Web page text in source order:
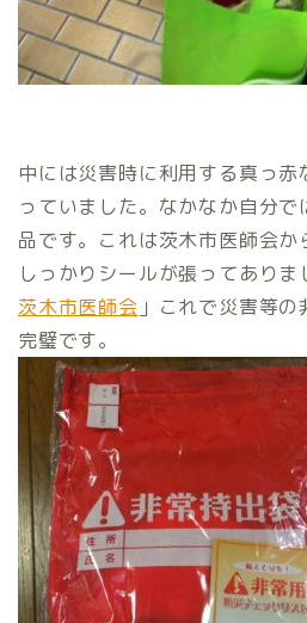
中には災害時に利用する真っ赤
っていました。なかなか自分
品です。これは茨木市医師会か
しっかりシールが張ってありま
茨木市医師会 」これで災害等
完璧です。